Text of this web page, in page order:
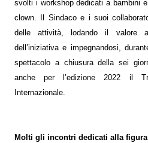
svolti i workshop dedicati a bambini
clown. Il Sindaco e i suoi
delle attività, lodando il valore
dell’iniziativa e impegnandosi,
spettacolo a chiusura della sei
anche per l’edizione 2022 il
Internazionale.
Molti gli incontri dedicati alla